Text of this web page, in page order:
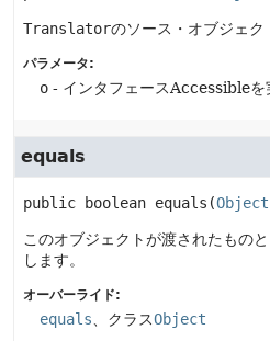
Translatorのソース・オブジェク
パラメータ:
o - インタフェースAccessibleを
equals
public boolean equals (Object
このオブジェクトが渡されたもの
します。
オーバーライド:
equals 、クラスObject